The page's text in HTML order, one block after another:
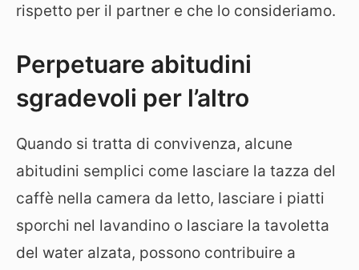
rispetto per il partner e che lo consideriamo.
Perpetuare abitudini
sgradevoli per l’altro
Quando si tratta di convivenza, alcune
abitudini semplici come lasciare la tazza del
caffè nella camera da letto, lasciare i piatti
sporchi nel lavandino o lasciare la tavoletta
del water alzata, possono contribuire a